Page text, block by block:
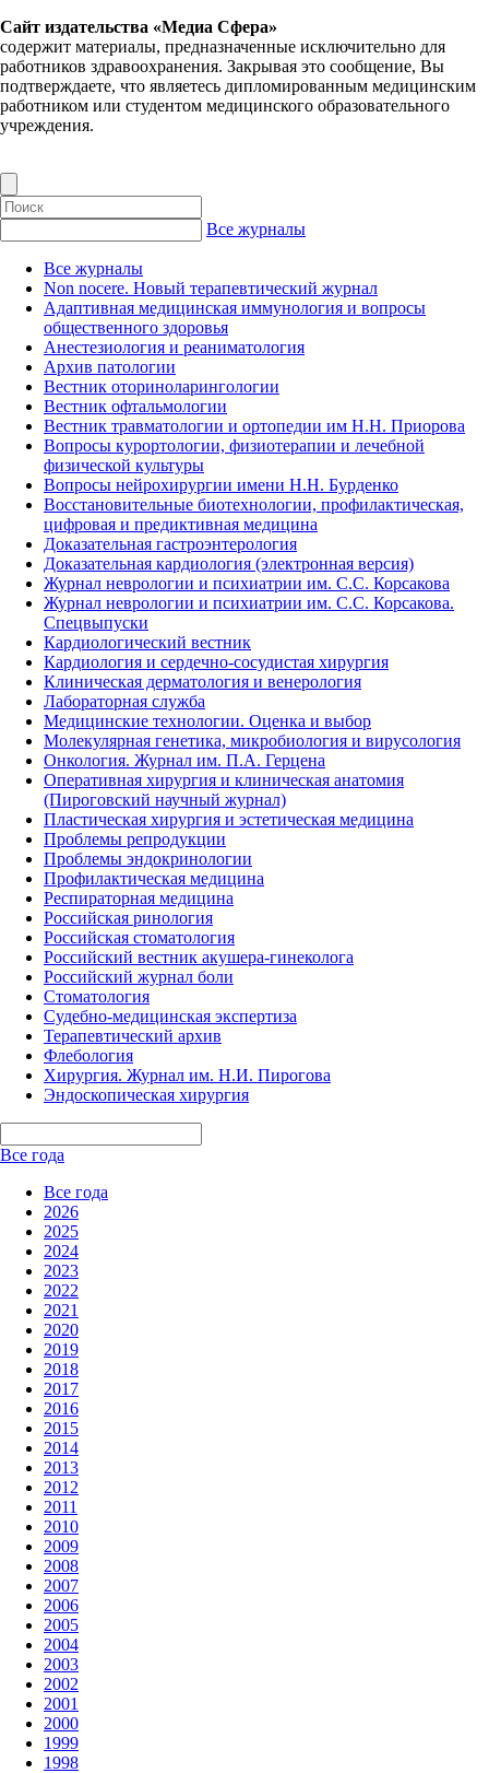
Сайт издательства «Медиа Сфера»
содержит материалы, предназначенные исключительно для
работников здравоохранения. Закрывая это сообщение, Вы
подтверждаете, что являетесь дипломированным медицинским
работником или студентом медицинского образовательного
учреждения.
Все журналы
Все журналы
Non nocere. Новый терапевтический журнал
Адаптивная медицинская иммунология и вопросы
общественного здоровья
Анестезиология и реаниматология
Архив патологии
Вестник оториноларингологии
Вестник офтальмологии
Вестник травматологии и ортопедии им Н.Н. Приорова
Вопросы курортологии, физиотерапии и лечебной
физической культуры
Вопросы нейрохирургии имени Н.Н. Бурденко
Восстановительные биотехнологии, профилактическая,
цифровая и предиктивная медицина
Доказательная гастроэнтерология
Доказательная кардиология (электронная версия)
Журнал неврологии и психиатрии им. С.С. Корсакова
Журнал неврологии и психиатрии им. С.С. Корсакова.
Спецвыпуски
Кардиологический вестник
Кардиология и сердечно-сосудистая хирургия
Клиническая дерматология и венерология
Лабораторная служба
Медицинские технологии. Оценка и выбор
Молекулярная генетика, микробиология и вирусология
Онкология. Журнал им. П.А. Герцена
Оперативная хирургия и клиническая анатомия
(Пироговский научный журнал)
Пластическая хирургия и эстетическая медицина
Проблемы репродукции
Проблемы эндокринологии
Профилактическая медицина
Респираторная медицина
Российская ринология
Российская стоматология
Российский вестник акушера-гинеколога
Российский журнал боли
Стоматология
Судебно-медицинская экспертиза
Терапевтический архив
Флебология
Хирургия. Журнал им. Н.И. Пирогова
Эндоскопическая хирургия
Все года
Все года
2026
2025
2024
2023
2022
2021
2020
2019
2018
2017
2016
2015
2014
2013
2012
2011
2010
2009
2008
2007
2006
2005
2004
2003
2002
2001
2000
1999
1998